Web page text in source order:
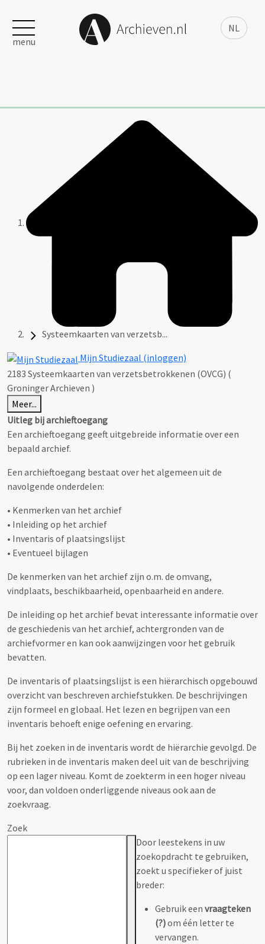
NL
menu
Systeemkaarten van verzetsb...
Mijn Studiezaal (inloggen)
2183 Systeemkaarten van verzetsbetrokkenen (OVCG) (
Groninger Archieven )
Meer...
Uitleg bij archieftoegang
Een archieftoegang geeft uitgebreide informatie over een
bepaald archief.
Een archieftoegang bestaat over het algemeen uit de
navolgende onderdelen:
• Kenmerken van het archief
• Inleiding op het archief
• Inventaris of plaatsingslijst
• Eventueel bijlagen
De kenmerken van het archief zijn o.m. de omvang,
vindplaats, beschikbaarheid, openbaarheid en andere.
De inleiding op het archief bevat interessante informatie over
de geschiedenis van het archief, achtergronden van de
archiefvormer en kan ook aanwijzingen voor het gebruik
bevatten.
De inventaris of plaatsingslijst is een hiërarchisch opgebouwd
overzicht van beschreven archiefstukken. De beschrijvingen
zijn formeel en globaal. Het lezen en begrijpen van een
inventaris behoeft enige oefening en ervaring.
Bij het zoeken in de inventaris wordt de hiërarchie gevolgd. De
rubrieken in de inventaris maken deel uit van de beschrijving
op een lager niveau. Komt de zoekterm in een hoger niveau
voor, dan voldoen onderliggende niveaus ook aan de
zoekvraag.
Zoek
Door leestekens in uw
zoekopdracht te gebruiken,
zoekt u specifieker of juist
breder:
Gebruik een vraagteken
(?)om één letter te
vervangen.